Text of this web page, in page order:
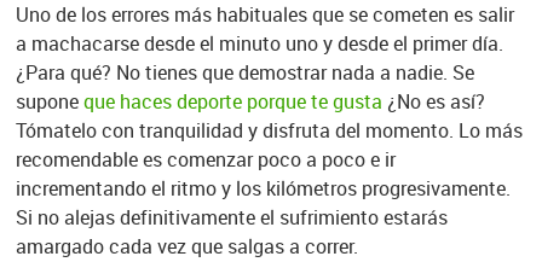
Uno de los errores más habituales que se cometen es salir
a machacarse desde el minuto uno y desde el primer día.
¿Para qué? No tienes que demostrar nada a nadie. Se
suponeque haces deporte porque te gusta ¿No es así?
Tómatelo con tranquilidad y disfruta del momento. Lo más
recomendable es comenzar poco a poco e ir
incrementando el ritmo y los kilómetros progresivamente.
Si no alejas definitivamente el sufrimiento estarás
amargado cada vez que salgas a correr.